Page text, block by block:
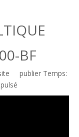
BF
publier Temps: